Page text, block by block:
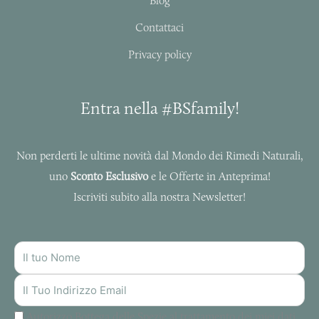
Contattaci
Privacy policy
Entra nella #BSfamily!
Non perderti le ultime novità dal Mondo dei Rimedi Naturali,
uno Sconto Esclusivoe le Offerte in Anteprima!
Iscriviti subito alla nostra Newsletter!
NOME
INDIRIZZO
MAIL